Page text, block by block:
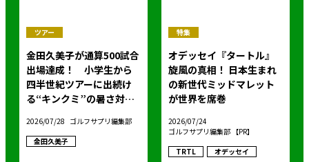
ツアー
金田久美子が通算500試合
出場達成！ 小学生から
四半世紀ツアーに出続け
る“キンクミ”の暑さ対策
2026/07/28 ゴルフサプリ編集部
金田久美子
特集
オデッセイ『タートル』
旋風の真相！ 日本生まれ
の新世代ミッドマレット
が世界を席巻
2026/07/24
ゴルフサプリ編集部 【PR】
TRTL
オデッセイ